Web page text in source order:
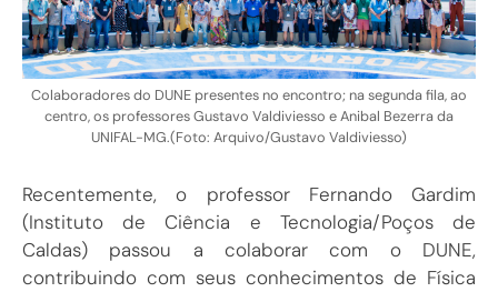
Colaboradores do DUNE presentes no encontro; na segunda fila, ao
centro, os professores Gustavo Valdiviesso e Anibal Bezerra da
UNIFAL-MG.(Foto: Arquivo/Gustavo Valdiviesso)
Recentemente, o professor Fernando Gardim
(Instituto de Ciência e Tecnologia/Poços de
Caldas) passou a colaborar com o DUNE,
contribuindo com seus conhecimentos de Física